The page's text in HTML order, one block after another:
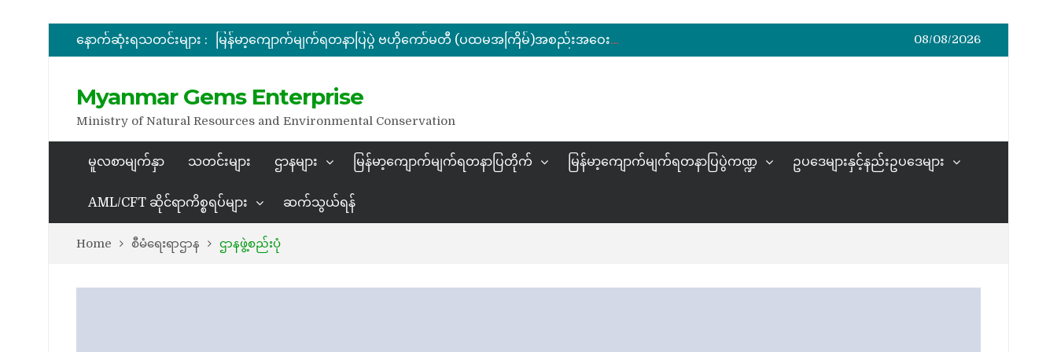
နောက်ဆုံးရသတင်းများ :
ပြည်ထောင်စုဝန်ကြီး ဦးဆန်းဦး မြန်မာ့ကျောက်မျက်ရတနာပြတိုက် (နေပြည်တော်) အကြီးစားပြုပြင်နေမှုများအား ကြည့်ရှုစစ်ဆေး
မြန်မာ့ကျောက်မျက်ရတနာပြပွဲ ဗဟိုကော်မတီ (ပထမအကြိမ်)အစည်းအဝေး ကျင်းပ
ပြည်ထောင်စုဝန်ကြီး ဦးဆန်းဦး တရုတ်ပြည်သူ့သမ္မတနိုင်ငံ၊ ရွှေလီမြို့၊ ကျယ်ဂေါင်နယ်စပ်ကုန်သွယ်ရေးဇုန်တွင် မြန်မာ့ကျောက်မျက်ရတနာပြပွဲ တက်ရောက်ဖွင့်လှစ်
အိတ်ဖွင့်တင်ဒါခေါ်ယူခြင်း
08/08/2026
Myanmar Gems Enterprise
Ministry of Natural Resources and Environmental Conservation
မူလစာမျက်နှာ သတင်းများ ဌာနများ မြန်မာ့ကျောက်မျက်ရတနာပြတိုက် မြန်မာ့ကျောက်မျက်ရတနာပြပွဲကဏ္ဍ ဥပဒေများနှင့်နည်းဥပဒေများ
AML/CFT ဆိုင်ရာကိစ္စရပ်များ ဆက်သွယ်ရန်
Home စီမံရေးရာဌာန ဌာနဖွဲ့စည်းပုံ